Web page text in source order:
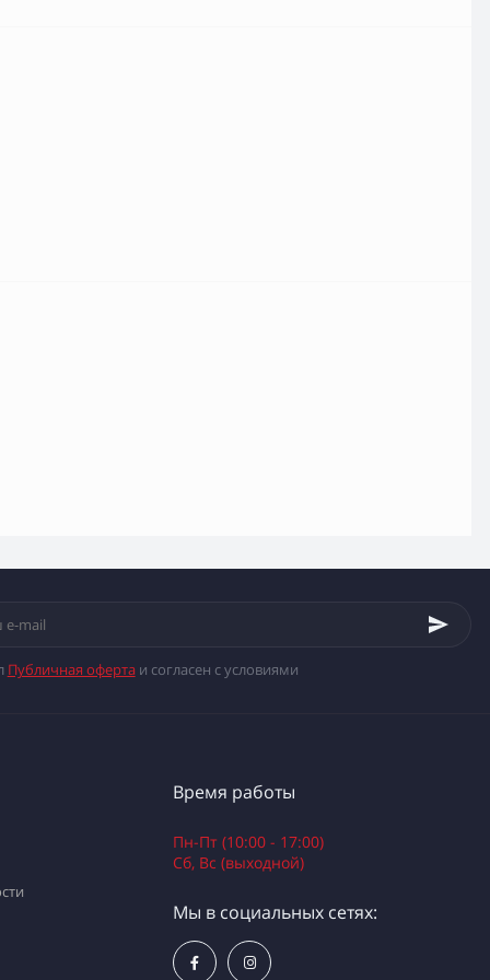
Публичная офертаи согласен с условиями
Время работы
Пн-Пт (10:00 - 17:00)
Сб, Вс (выходной)
Мы в социальных сетях: